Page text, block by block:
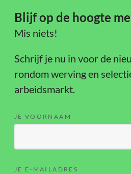
Blijf op de hoogte
Mis niets!
Schrijf je nu in voor de
rondom werving en
arbeidsmarkt.
JE VOORNAAM
JE E-MAILADRES